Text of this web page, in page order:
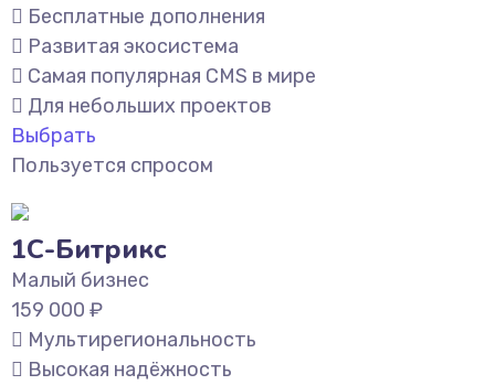
Бесплатные дополнения
Развитая экосистема
Самая популярная CMS в мире
Для небольших проектов
Выбрать
Пользуется спросом
1С-Битрикс
Малый бизнес
159 000 ₽
Мультирегиональность
Высокая надёжность